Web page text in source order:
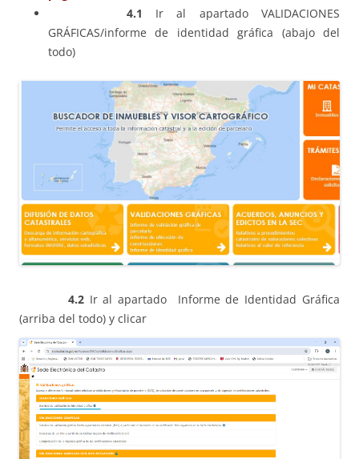
4.1 Ir al apartado VALIDACIONES
GRÁFICAS/informe de identidad gráfica (abajo del
todo)
4.2 Ir al apartado Informe de Identidad Gráfica
(arriba del todo) y clicar